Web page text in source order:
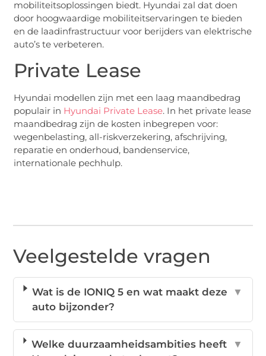
mobiliteitsoplossingen biedt. Hyundai zal dat doen
door hoogwaardige mobiliteitservaringen te bieden
en de laadinfrastructuur voor berijders van elektrische
auto’s te verbeteren.
Private Lease
Hyundai modellen zijn met een laag maandbedrag
populair in Hyundai Private Lease. In het private lease
maandbedrag zijn de kosten inbegrepen voor:
wegenbelasting, all-riskverzekering, afschrijving,
reparatie en onderhoud, bandenservice,
internationale pechhulp.
Veelgestelde vragen
Wat is de IONIQ 5 en wat maakt deze
auto bijzonder?
▼
Welke duurzaamheidsambities heeft
▼